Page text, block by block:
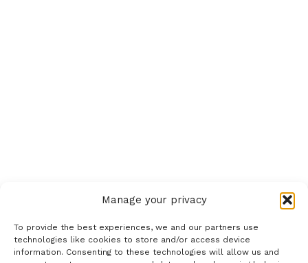
Manage your privacy
To provide the best experiences, we and our partners use
technologies like cookies to store and/or access device
information. Consenting to these technologies will allow us and